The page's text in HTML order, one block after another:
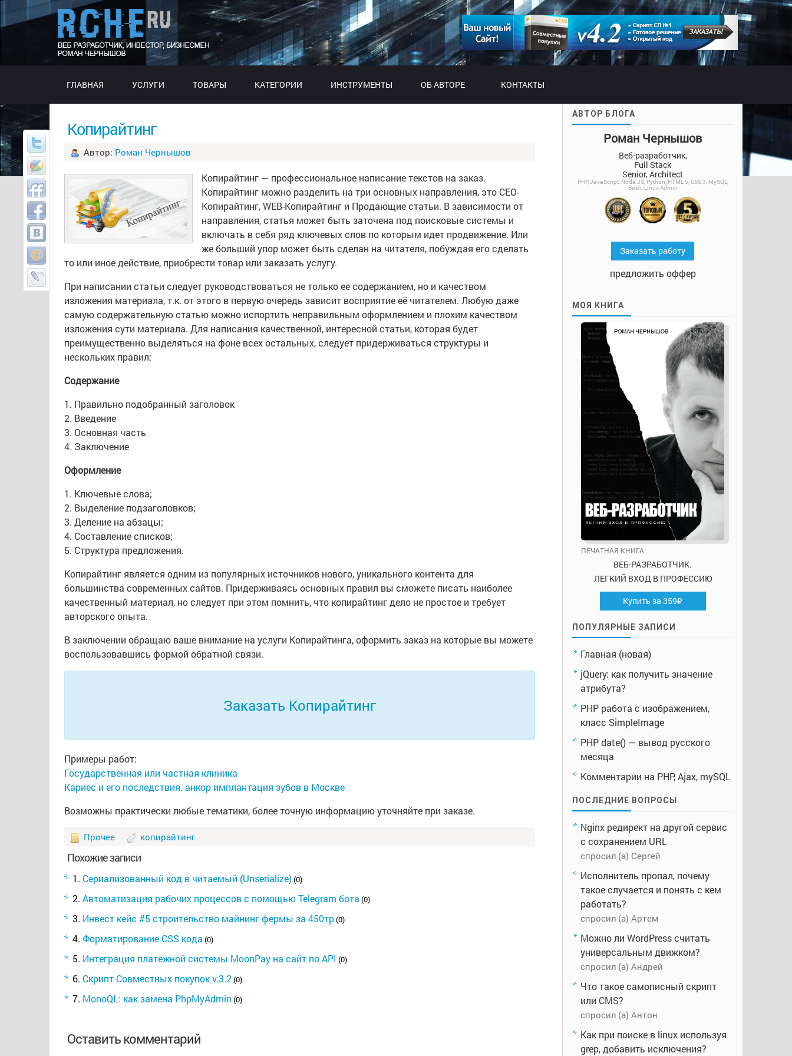
ГЛАВНАЯ УСЛУГИ ТОВАРЫ КАТЕГОРИИ ИНСТРУМЕНТЫ ОБ АВТОРЕ КОНТАКТЫ
Копирайтинг
Автор: Роман Чернышов
Копирайтинг — профессиональное написание текстов на заказ.
Копирайтинг можно разделить на три основных направления, это СЕО-
Копирайтинг, WEB-Копирайтинг и Продающие статьи. В зависимости от
направления, статья может быть заточена под поисковые системы и
включать в себя ряд ключевых слов по которым идет продвижение. Или
же больший упор может быть сделан на читателя, побуждая его сделать
то или иное действие, приобрести товар или заказать услугу.
При написании статьи следует руководствоваться не только ее содержанием, но и качеством
изложения материала, т.к. от этого в первую очередь зависит восприятие её читателем. Любую даже
самую содержательную статью можно испортить неправильным оформлением и плохим качеством
изложения сути материала. Для написания качественной, интересной статьи, которая будет
преимущественно выделяться на фоне всех остальных, следует придерживаться структуры и
нескольких правил:
Содержание
1. Правильно подобранный заголовок
2. Введение
3. Основная часть
4. Заключение
Оформление
1. Ключевые слова;
2. Выделение подзаголовков;
3. Деление на абзацы;
4. Составление списков;
5. Структура предложения.
Копирайтинг является одним из популярных источников нового, уникального контента для
большинства современных сайтов. Придерживаясь основных правил вы сможете писать наиболее
качественный материал, но следует при этом помнить, что копирайтинг дело не простое и требует
авторского опыта.
В заключении обращаю ваше внимание на услуги Копирайтинга, оформить заказ на которые вы можете
воспользовавшись формой обратной связи.
Заказать Копирайтинг
Примеры работ:
Государственная или частная клиника
Кариес и его последствия. анкор имплантация зубов в Москве
Возможны практически любые тематики, более точную информацию уточняйте при заказе.
Прочее копирайтинг
Похожие записи
Сериализованный код в читаемый (Unserialize)(0)
Автоматизация рабочих процессов с помощью Telegram бота (0)
Инвест кейс #5 строительство майнинг фермы за 450тр(0)
Форматирование CSS кода (0)
Интеграция платежной системы MoonPay на сайт по API (0)
Скрипт Совместных покупок v.3.2 (0)
MonoQL: как замена PhpMyAdmin (0)
Оставить комментарий
АВТОР БЛОГА
Роман Чернышов
Веб-разработчик,
Full Stack
Senior, Architect
PHP, JavaScript, Node.JS, Python, HTML 5, CSS 3, MySQL,
Bash, Linux Admin
Заказать работу
предложить оффер
МОЯ КНИГА
ПЕЧАТНАЯ КНИГА
ВЕБ-РАЗРАБОТЧИК.
ЛЕГКИЙ ВХОД В ПРОФЕССИЮ
Купить за 359₽
ПОПУЛЯРНЫЕ ЗАПИСИ
Главная (новая)
jQuery: как получить значение
атрибута?
PHP работа с изображением,
класс SimpleImage
PHP date() — вывод русского
месяца
Комментарии на PHP, Ajax, mySQL
ПОСЛЕДНИЕ ВОПРОСЫ
Nginx редирект на другой сервис
с сохранением URL
спросил (а) Сергей
Исполнитель пропал, почему
такое случается и понять с кем
работать?
спросил (а) Артем
Можно ли WordPress считать
универсальным движком?
спросил (а) Андрей
Что такое самописный скрипт
или CMS?
спросил (а) Антон
Как при поиске в linux используя
grep, добавить исключения?